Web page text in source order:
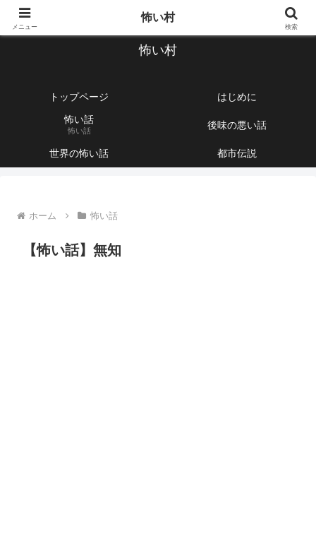
【1760話以上】怖い話と不思議な話を集めて紹介するサイト
怖い村
トップページ
はじめに
怖い話
怖い話 後味の悪い話
世界の怖い話 都市伝説
ホーム 怖い話
【怖い話】無知
メニュー
怖い村
検索